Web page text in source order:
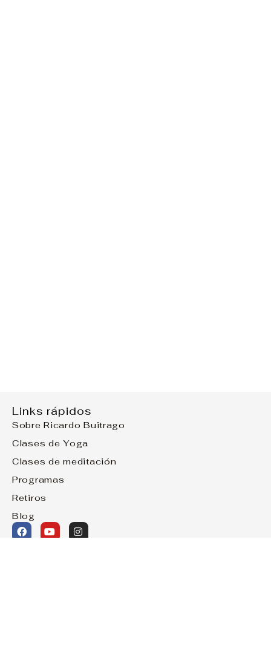
Links rápidos
Sobre Ricardo Buitrago
Clases de Yoga
Clases de meditación
Programas
Retiros
Blog